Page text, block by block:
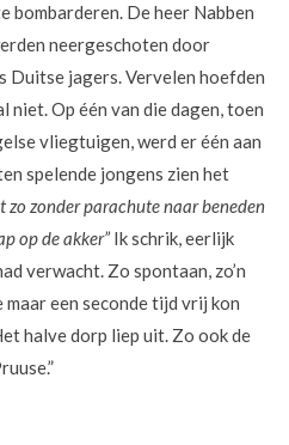
bombarderen. De heer Nabben
neergeschoten door
Duitse jagers. Vervelen hoefden
niet. Op één van die dagen, toen
vliegtuigen, werd er één aan
spelende jongens zien het
zo zonder parachute naar beneden
op de akker”Ik schrik, eerlijk
verwacht. Zo spontaan, zo’n
een seconde tijd vrij kon
halve dorp liep uit. Zo ook de